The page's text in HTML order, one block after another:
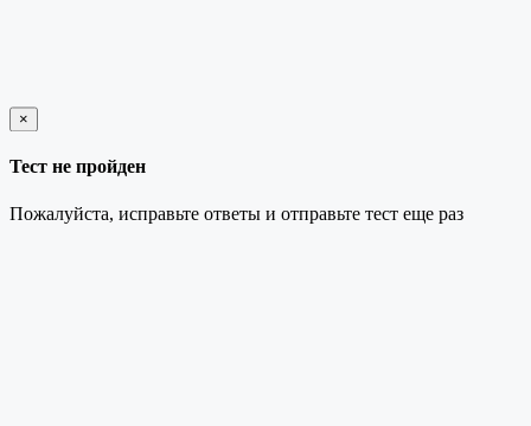
×
закрыть
Тест не пройден
Пожалуйста, исправьте ответы и отправьте тест еще раз